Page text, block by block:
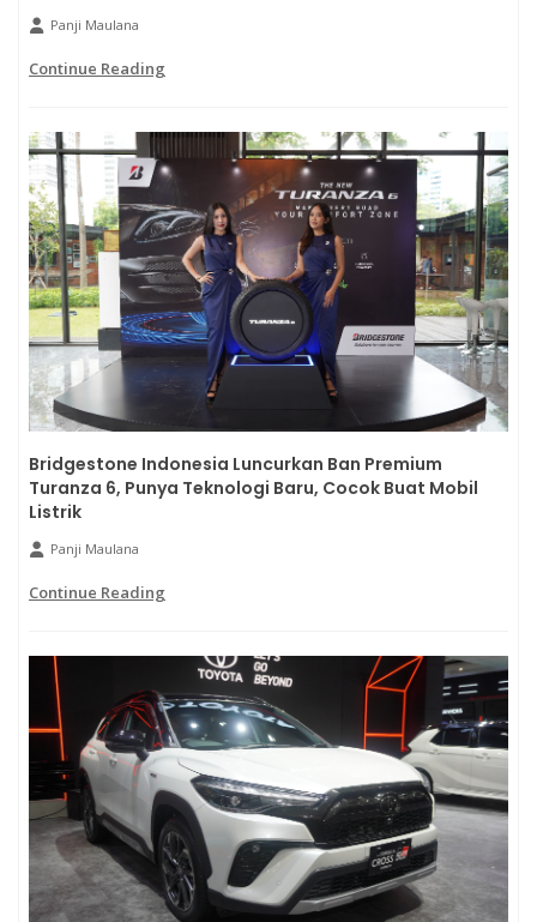
Panji Maulana
Continue Reading
Bridgestone Indonesia Luncurkan Ban Premium
Turanza 6, Punya Teknologi Baru, Cocok Buat Mobil
Listrik
Panji Maulana
Continue Reading